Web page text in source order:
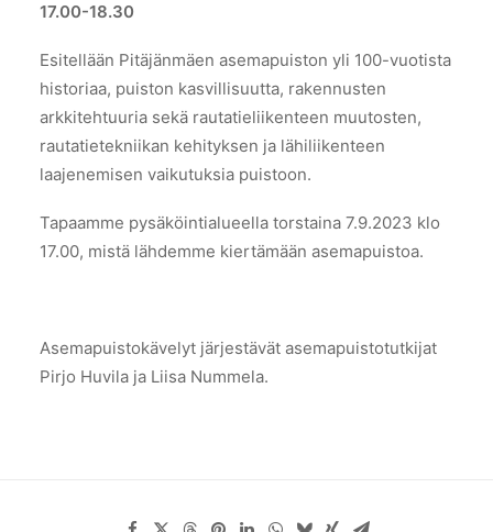
17.00-18.30
Esitellään Pitäjänmäen asemapuiston yli 100-vuotista
historiaa, puiston kasvillisuutta, rakennusten
arkkitehtuuria sekä rautatieliikenteen muutosten,
rautatietekniikan kehityksen ja lähiliikenteen
laajenemisen vaikutuksia puistoon.
Tapaamme pysäköintialueella torstaina 7.9.2023 klo
17.00, mistä lähdemme kiertämään asemapuistoa.
Asemapuistokävelyt järjestävät asemapuistotutkijat
Pirjo Huvila ja Liisa Nummela.